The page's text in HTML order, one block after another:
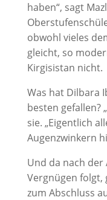
haben“, sagt
obwohl vieles
gleicht, so
Kirgisistan nicht.
Was hat Dilbara
besten gefallen?
sie. „Eigentlich
Augenzwinkern
Und da nach
Vergnügen folgt,
zum Abschluss